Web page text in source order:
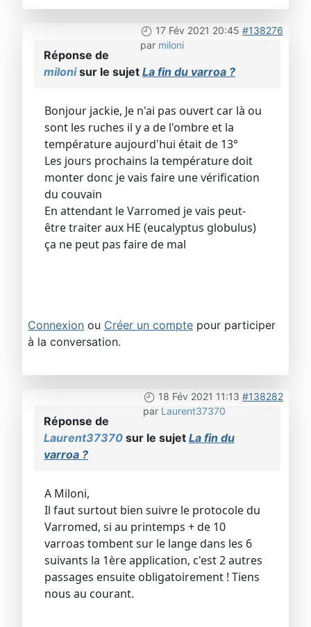
17 Fév 2021 20:45 #138276
par miloni
Réponse de
milonisur le sujet La fin du varroa ?
Bonjour jackie, Je n'ai pas ouvert car là ou
sont les ruches il y a de l'ombre et la
température aujourd'hui était de 13°
Les jours prochains la température doit
monter donc je vais faire une vérification
du couvain
En attendant le Varromed je vais peut-
être traiter aux HE (eucalyptus globulus)
ça ne peut pas faire de mal
Connexion ou Créer un compte pour participer
à la conversation.
18 Fév 2021 11:13 #138282
par Laurent37370
Réponse de
Laurent37370 sur le sujet La fin du
varroa ?
A Miloni,
Il faut surtout bien suivre le protocole du
Varromed, si au printemps + de 10
varroas tombent sur le lange dans les 6
suivants la 1ère application, c'est 2 autres
passages ensuite obligatoirement ! Tiens
nous au courant.